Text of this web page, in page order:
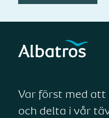
Var först med
och delta i vår